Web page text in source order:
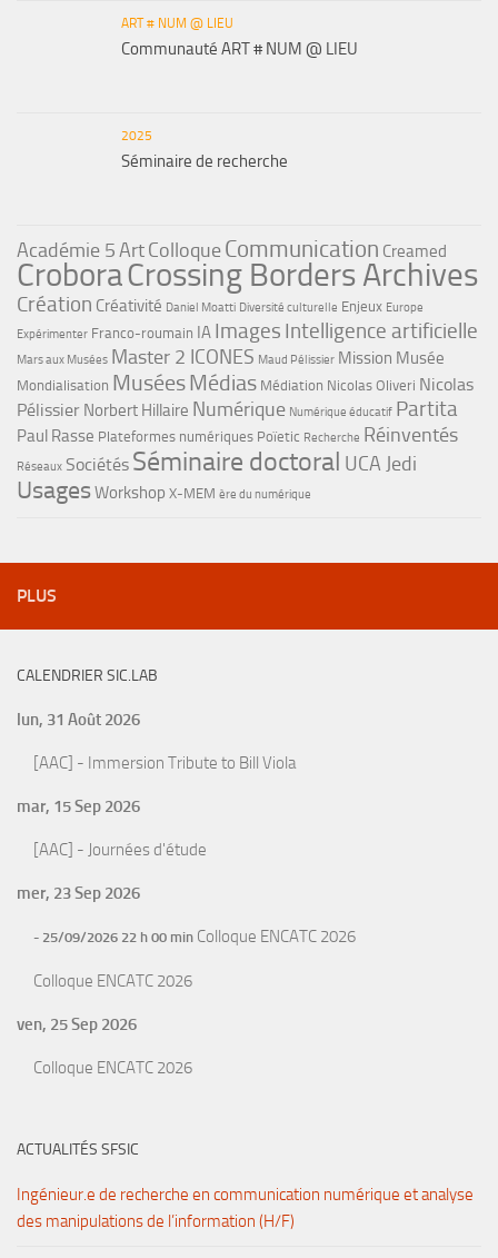
ART # NUM @ LIEU
Communauté ART # NUM @ LIEU
2025
Séminaire de recherche
Académie 5ArtColloqueCommunication Creamed
CroboraCrossing Borders Archives
Création Créativité Daniel Moatti Diversité culturelle Enjeux Europe
Expérimenter Franco-roumain IA Images Intelligence artificielle
Mars aux Musées Master 2 ICONES Maud Pélissier Mission Musée
Mondialisation MuséesMédias Médiation Nicolas Oliveri Nicolas
Pélissier Norbert Hillaire Numérique Numérique éducatif Partita
Paul Rasse Plateformes numériques Poïetic Recherche Réinventés
Réseaux Sociétés Séminaire doctoral UCA Jedi
UsagesWorkshop X-MEM ère du numérique
PLUS
CALENDRIER SIC.LAB
lun, 31 Août 2026
[AAC] - Immersion Tribute to Bill Viola
mar, 15 Sep 2026
[AAC] - Journées d'étude
mer, 23 Sep 2026
- 25/09/2026 22 h 00 min Colloque ENCATC 2026
Colloque ENCATC 2026
ven, 25 Sep 2026
Colloque ENCATC 2026
ACTUALITÉS SFSIC
Ingénieur.e de recherche en communication numérique et analyse
des manipulations de l’information (H/F)